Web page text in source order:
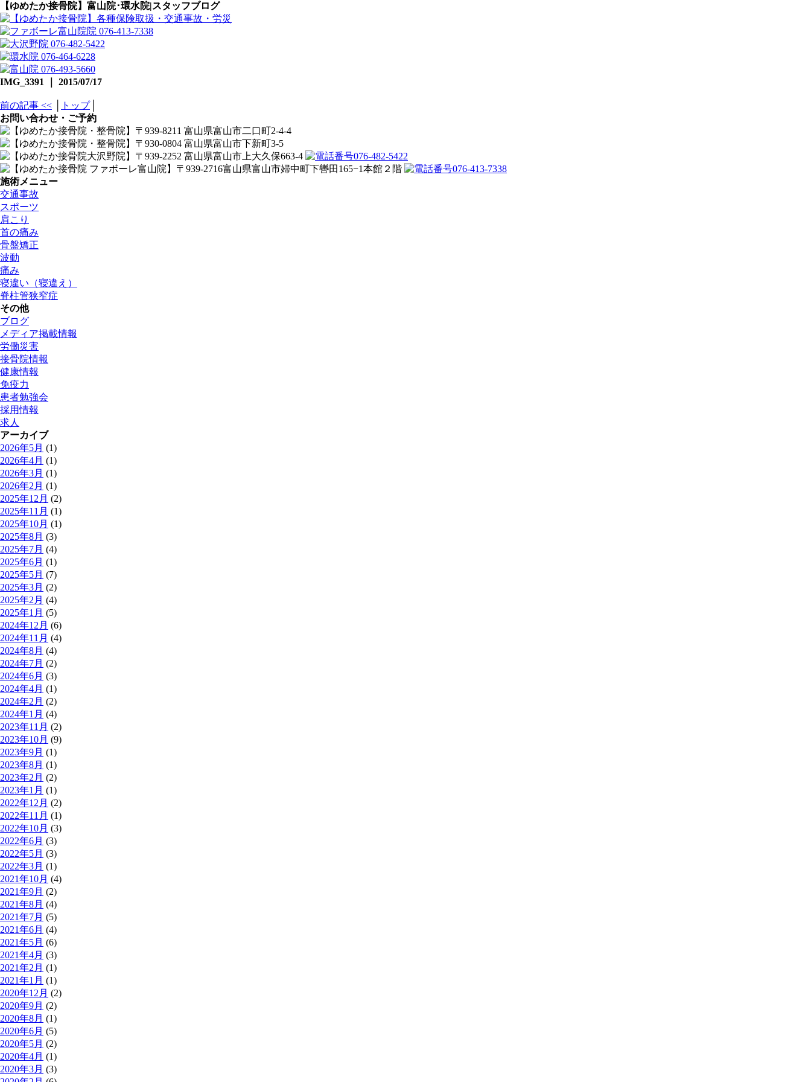
【ゆめたか接骨院】富山院･環水院|スタッフブログ
IMG_3391 ｜ 2015/07/17
前の記事 << トップ│
お問い合わせ・ご予約
施術メニュー
交通事故
スポーツ
肩こり
首の痛み
骨盤矯正
波動
痛み
寝違い（寝違え）
脊柱管狭窄症
その他
ブログ
メディア掲載情報
労働災害
接骨院情報
健康情報
免疫力
患者勉強会
採用情報
求人
アーカイブ
2026年5月 (1)
2026年4月 (1)
2026年3月 (1)
2026年2月 (1)
2025年12月 (2)
2025年11月 (1)
2025年10月 (1)
2025年8月 (3)
2025年7月 (4)
2025年6月 (1)
2025年5月 (7)
2025年3月 (2)
2025年2月 (4)
2025年1月 (5)
2024年12月 (6)
2024年11月 (4)
2024年8月 (4)
2024年7月 (2)
2024年6月 (3)
2024年4月 (1)
2024年2月 (2)
2024年1月 (4)
2023年11月 (2)
2023年10月 (9)
2023年9月 (1)
2023年8月 (1)
2023年2月 (2)
2023年1月 (1)
2022年12月 (2)
2022年11月 (1)
2022年10月 (3)
2022年6月 (3)
2022年5月 (3)
2022年3月 (1)
2021年10月 (4)
2021年9月 (2)
2021年8月 (4)
2021年7月 (5)
2021年6月 (4)
2021年5月 (6)
2021年4月 (3)
2021年2月 (1)
2021年1月 (1)
2020年12月 (2)
2020年9月 (2)
2020年8月 (1)
2020年6月 (5)
2020年5月 (2)
2020年4月 (1)
2020年3月 (3)